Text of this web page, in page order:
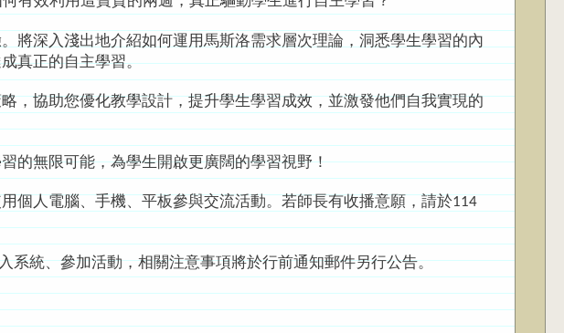
將深入淺出地介紹如何運用馬斯洛需求層次理論，洞悉學生學習的內
真正的自主學習。
，協助您優化教學設計，提升學生學習成效，並激發他們自我實現的
的無限可能，為學生開啟更廣闊的學習視野！
人電腦、手機、平板參與交流活動。若師長有收播意願，請於114
統、參加活動，相關注意事項將於行前通知郵件另行公告。